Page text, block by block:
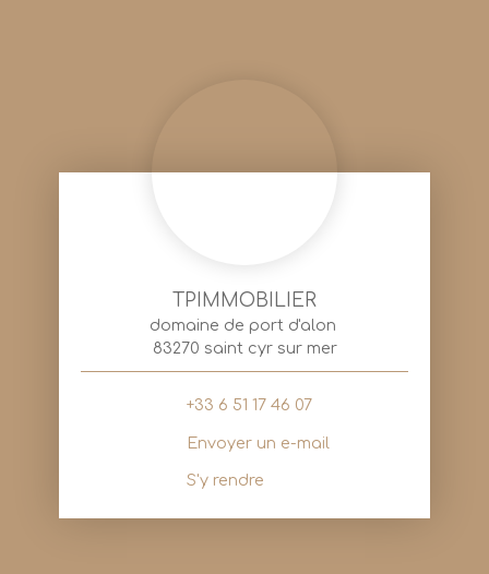
TPIMMOBILIER
domaine de port d'alon
83270 saint cyr sur mer
+33 6 51 17 46 07
Envoyer un e-mail
S'y rendre